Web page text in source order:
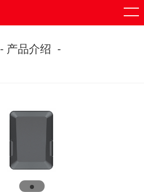
- 产品介绍 -